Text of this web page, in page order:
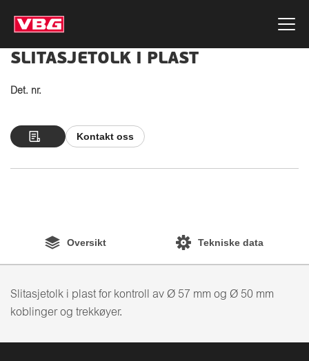
SLITASJETOLK I PLAST
Det. nr.
Kontakt oss
Oversikt Tekniske data
Slitasjetolk i plast for kontroll av Ø 57 mm og Ø 50 mm
koblinger og trekkøyer.